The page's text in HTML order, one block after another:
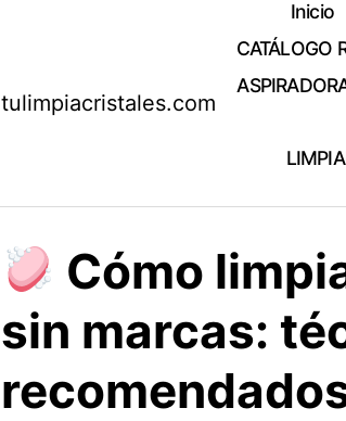
tulimpiacristales.com
Inicio
CATÁLOGO
Cómo
sin marcas: